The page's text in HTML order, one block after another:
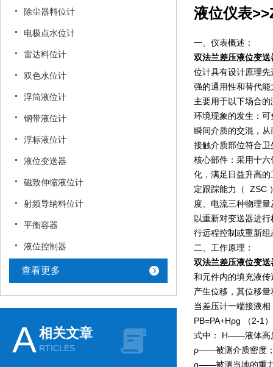
除尘器料位计
电极点水位计
雷达料位计
双色水位计
浮筒液位计
钢带液位计
浮标液位计
液位变送器
磁致伸缩液位计
射频导纳料位计
平衡容器
液位控制器
查看更多
A相关文章
RTICLES
液位仪表
一、仪表概述：
双法兰差压液位变送
位计具有设计原理
强的通用性和替代能
主要用于以下场合
环境现象的发生：
瞬间介质的交混，
接触介质部位符合
核心部件：采用十
化，满足日益升高
定跟踪能力（ ZSC
度、电流三种物理
以重新对变送器进
行远程控制或重新组
二、工作原理：
双法兰差压液位变送
和元件内的填充液
产生位移，其位移
当差压计一端接液
PB=PA+Hρg （2-1
式中： H——液体高
ρ——被测介质密度
g——被测当地的重